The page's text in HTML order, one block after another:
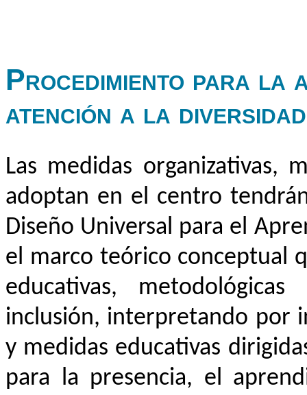
Procedimiento para la
atención a la diversidad
Las medidas organizativas,
adoptan en el centro
Diseño Universal para el
el marco teórico conceptual
educativas,
inclusión, interpretando por
y medidas educativas
para la presencia, el